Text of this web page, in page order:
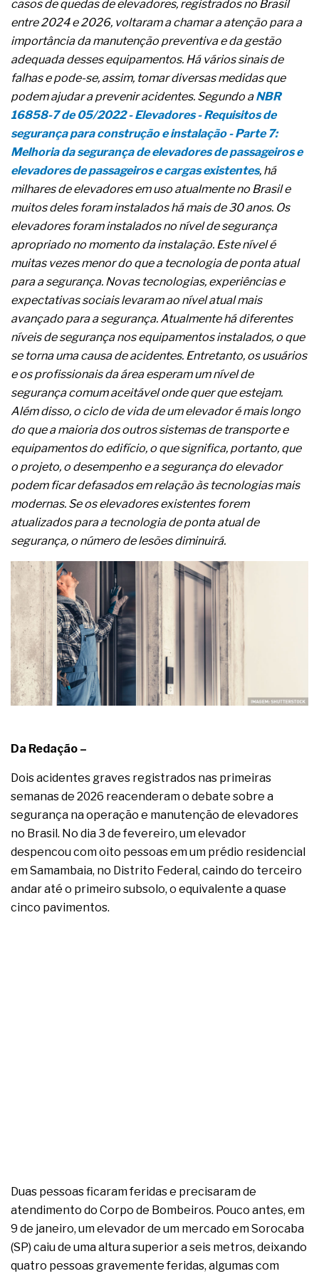
A prevenção clínica da coceira no ânus
Os sintomas clínicos do teratoma de ovário
O tratamento médico da síndrome da fadiga
As causas médicas da queda dos cabelos ou
calvície
Quando a gestão é o obstáculo para o resultado
positivo
Os procedimentos para a inspeção em estruturas
hidráulicas de concreto de obras
O movimento regular reduz em 19% o risco de
morte precoce e melhora o metabolismo
O desenvolvimento de indicadores nas atividades
de governança das organizações
estratégia competitiva nas empresas
As variações dimensionais dos produtos de
materiais cimentícios com fibra de vidro
A próxima vantagem competitiva não está no
modelo de IA
A IA elevou a régua do comprador B2B e a venda
complexa ficou ainda mais humana
casos de quedas de elevadores, registrados no Brasil
entre 2024 e 2026, voltaram a chamar a atenção para a
importância da manutenção preventiva e da gestão
adequada desses equipamentos. Há vários sinais de
falhas e pode-se, assim, tomar diversas medidas que
podem ajudar a prevenir acidentes. Segundo aNBR
16858-7 de 05/2022 - Elevadores - Requisitos de
segurança para construção e instalação - Parte 7:
Melhoria da segurança de elevadores de passageiros e
elevadores de passageiros e cargas existentes, há
milhares de elevadores em uso atualmente no Brasil e
muitos deles foram instalados há mais de 30 anos. Os
elevadores foram instalados no nível de segurança
apropriado no momento da instalação. Este nível é
muitas vezes menor do que a tecnologia de ponta atual
para a segurança. Novas tecnologias, experiências e
expectativas sociais levaram ao nível atual mais
avançado para a segurança. Atualmente há diferentes
níveis de segurança nos equipamentos instalados, o que
se torna uma causa de acidentes. Entretanto, os usuários
e os profissionais da área esperam um nível de
segurança comum aceitável onde quer que estejam.
Além disso, o ciclo de vida de um elevador é mais longo
do que a maioria dos outros sistemas de transporte e
equipamentos do edifício, o que significa, portanto, que
o projeto, o desempenho e a segurança do elevador
podem ficar defasados em relação às tecnologias mais
modernas. Se os elevadores existentes forem
atualizados para a tecnologia de ponta atual de
segurança, o número de lesões diminuirá.
Da Redação –
Dois acidentes graves registrados nas primeiras
semanas de 2026 reacenderam o debate sobre a
segurança na operação e manutenção de elevadores
no Brasil. No dia 3 de fevereiro, um elevador
despencou com oito pessoas em um prédio residencial
em Samambaia, no Distrito Federal, caindo do terceiro
andar até o primeiro subsolo, o equivalente a quase
cinco pavimentos.
Duas pessoas ficaram feridas e precisaram de
atendimento do Corpo de Bombeiros. Pouco antes, em
9 de janeiro, um elevador de um mercado em Sorocaba
(SP) caiu de uma altura superior a seis metros, deixando
quatro pessoas gravemente feridas, algumas com